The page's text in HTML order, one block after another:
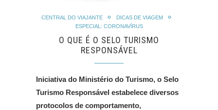
CENTRAL DO VIAJANTE
DICAS DE VIAGEM
ESPECIAL: CORONAVÍRUS
O QUE É O SELO TURISMO
RESPONSÁVEL
Iniciativa do Ministério do Turismo, o Selo
Turismo Responsável estabelece diversos
protocolos de comportamento,